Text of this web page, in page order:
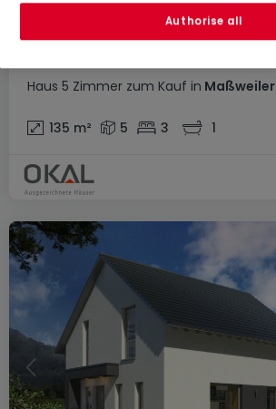
Haus 5 Zimmer zum Kauf in Maßweiler
135 m² 5 3 1
Authorise all